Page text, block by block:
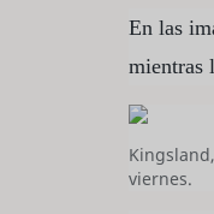
En las
mientras
viernes.